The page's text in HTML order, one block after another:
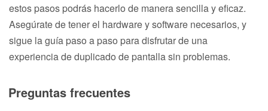
estos pasos podrás hacerlo de manera sencilla y eficaz.
Asegúrate de tener el hardware y software necesarios, y
sigue la guía paso a paso para disfrutar de una
experiencia de duplicado de pantalla sin problemas.
Preguntas frecuentes